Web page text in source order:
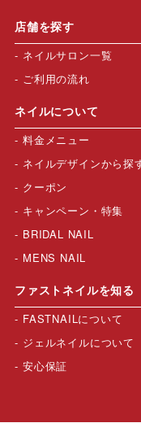
店舗を探す
ネイルサロン一覧
ご利用の流れ
ネイルについて
料金メニュー
ネイルデザインから探
クーポン
キャンペーン・特集
BRIDAL NAIL
MENS NAIL
ファストネイルを知る
FASTNAILについて
ジェルネイルについて
安心保証